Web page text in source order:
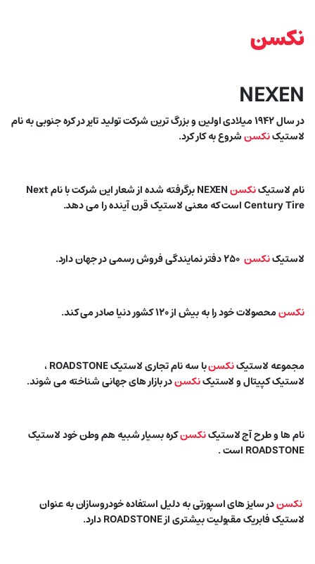
نکسن
NEXEN
در سال ۱۹۴۲ میلادی اولین و بزرگ ترین شرکت تولید تایر در کره جنوبی به نام
لاستیکنکسنشروع به کار کرد.
نام لاستیکنکسن
NEXEN برگرفته شده از شعار این شرکت با نام Next
Century Tire است که معنی لاستیک قرن آینده را می دهد.
لاستیکنکسن۲۵۰ دفتر نمایندگی فروش رسمی در جهان دارد.
نکسنمحصولات خود را به بیش از ۱۲۰ کشور دنیا صادر می کند.
مجموعه لاستیکنکسن
با سه نام تجاری لاستیک ROADSTONE ،
لاستیک کپیتال و لاستیکنکسندر بازار های جهانی شناخته می شوند.
نام ها و طرح آج لاستیکنکسنکره بسیار شبیه هم وطن خود لاستیک
ROADSTONE است .
نکسندر سایز های اسپورتی به دلیل استفاده خودروسازان به عنوان
لاستیک فابریک مقبولیت بیشتری از ROADSTONE دارد.